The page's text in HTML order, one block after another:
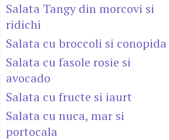
Salata Tangy din morcovi si
ridichi
Salata cu broccoli si conopida
Salata cu fasole rosie si
avocado
Salata cu fructe si iaurt
Salata cu nuca, mar si
portocala